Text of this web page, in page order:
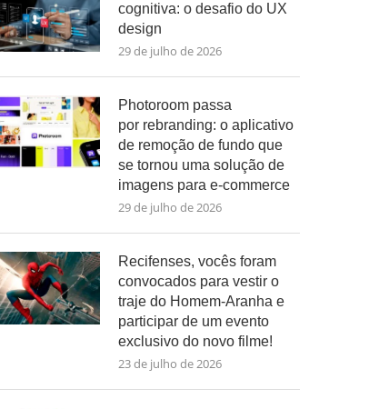
cognitiva: o desafio do UX
design
29 de julho de 2026
Photoroom passa
por rebranding: o aplicativo
de remoção de fundo que
se tornou uma solução de
imagens para e-commerce
29 de julho de 2026
Recifenses, vocês foram
convocados para vestir o
traje do Homem-Aranha e
participar de um evento
exclusivo do novo filme!
23 de julho de 2026